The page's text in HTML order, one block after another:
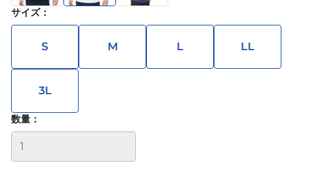
サイズ：
S M L LL
3L
数量：